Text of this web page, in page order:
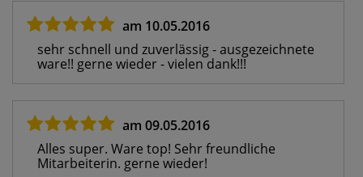
am 10.05.2016
sehr schnell und zuverlässig - ausgezeichnete
ware!! gerne wieder - vielen dank!!!
am 09.05.2016
Alles super. Ware top! Sehr freundliche
Mitarbeiterin. gerne wieder!